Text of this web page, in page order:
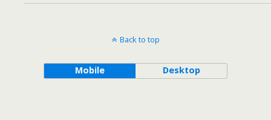
Back to top
Mobile Desktop